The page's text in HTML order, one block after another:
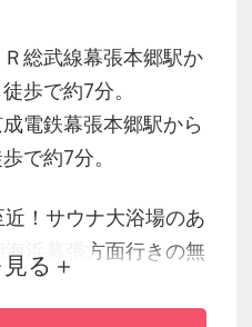
Ｒ総武線幕張本郷駅か
徒歩で約7分。
電鉄幕張本郷駅から
で約7分。
！サウナ大浴場のあ
浜幕張方面行きの無
おります。
る